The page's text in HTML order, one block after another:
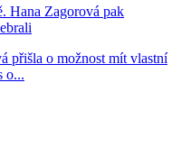
Hana Zagorová pak
přišla o možnost mít vlastní
o...